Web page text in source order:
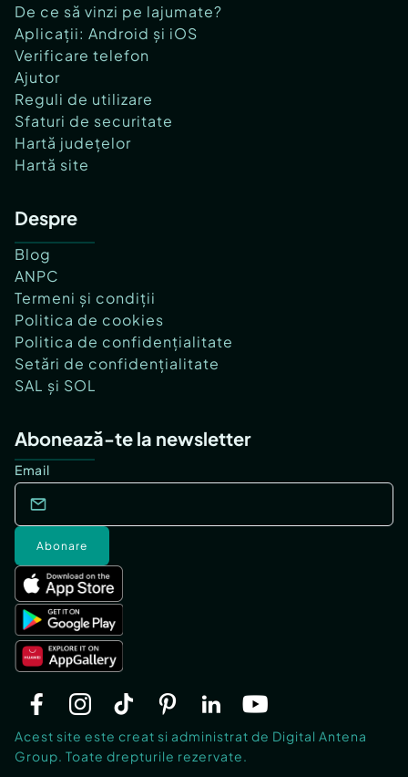
De ce să vinzi pe lajumate?
Aplicații: Android și iOS
Verificare telefon
Ajutor
Reguli de utilizare
Sfaturi de securitate
Hartă județelor
Hartă site
Despre
Blog
ANPC
Termeni și condiții
Politica de cookies
Politica de confidențialitate
Setări de confidențialitate
SAL și SOL
Abonează-te la newsletter
Email
Abonare
Acest site este creat si administrat de Digital Antena
Group. Toate drepturile rezervate.